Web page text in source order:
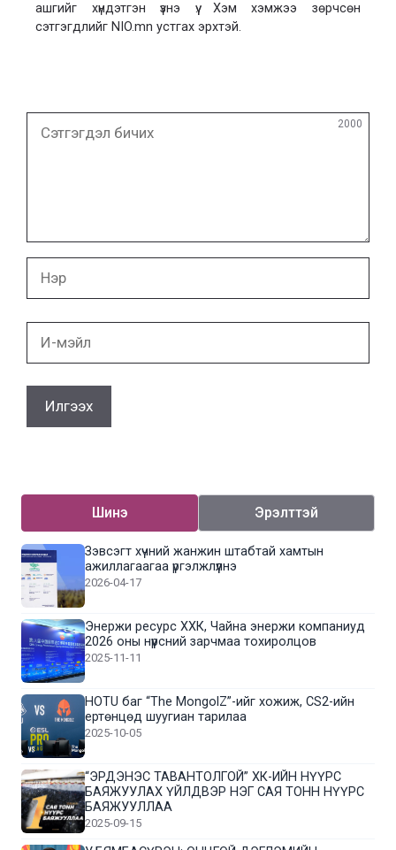
ашгийг хүндэтгэн үзнэ үү. Хэм хэмжээ зөрчсөн
сэтгэгдлийг NIO.mn устгах эрхтэй.
2000
мэйл
Шинэ Эрэлттэй
Зэвсэгт хүчний жанжин штабтай хамтын
ажиллагаагаа үргэлжлүүлнэ
2026-04-17
Энержи ресурс ХХК, Чайна энержи компаниуд
2026 оны нүүрсний зарчмаа тохиролцов
2025-11-11
HOTU баг “The MongolZ”-ийг хожиж, CS2-ийн
ертөнцөд шуугиан тарилаа
2025-10-05
“ЭРДЭНЭС ТАВАНТОЛГОЙ” ХК-ИЙН НҮҮРС
БАЯЖУУЛАХ ҮЙЛДВЭР НЭГ САЯ ТОНН НҮҮРС
БАЯЖУУЛЛАА
2025-09-15